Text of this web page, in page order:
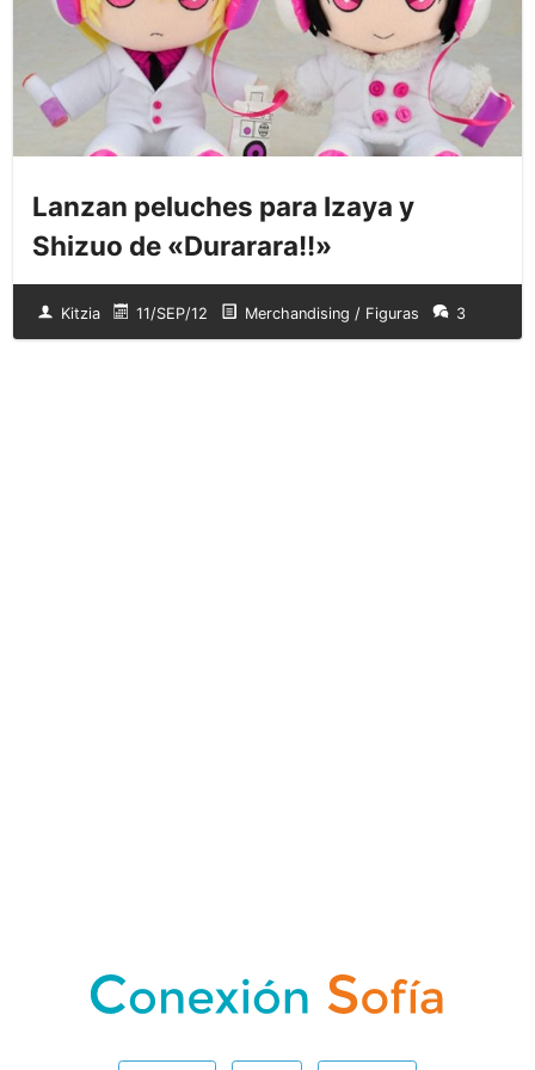
Lanzan peluches para Izaya y
Shizuo de «Durarara!!»
Kitzia 11/SEP/12 Merchandising / Figuras 3